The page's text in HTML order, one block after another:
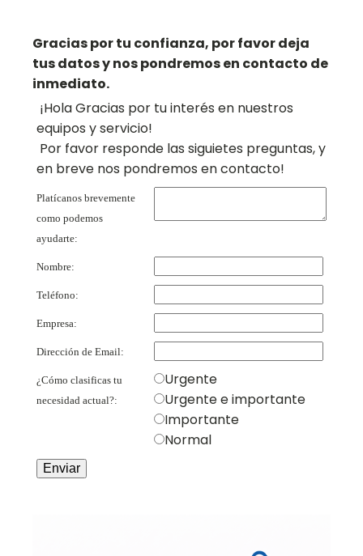
Gracias por tu confianza, por favor deja
tus datos y nos pondremos en contacto de
inmediato.
¡Hola Gracias por tu interés en nuestros
equipos y servicio!
Por favor responde las siguietes preguntas, y
en breve nos pondremos en contacto!
Platícanos brevemente
como podemos
ayudarte:
Nombre:
Teléfono:
Empresa:
Dirección de Email:
¿Cómo clasificas tu
necesidad actual?:
Urgente
Urgente e importante
Importante
Normal